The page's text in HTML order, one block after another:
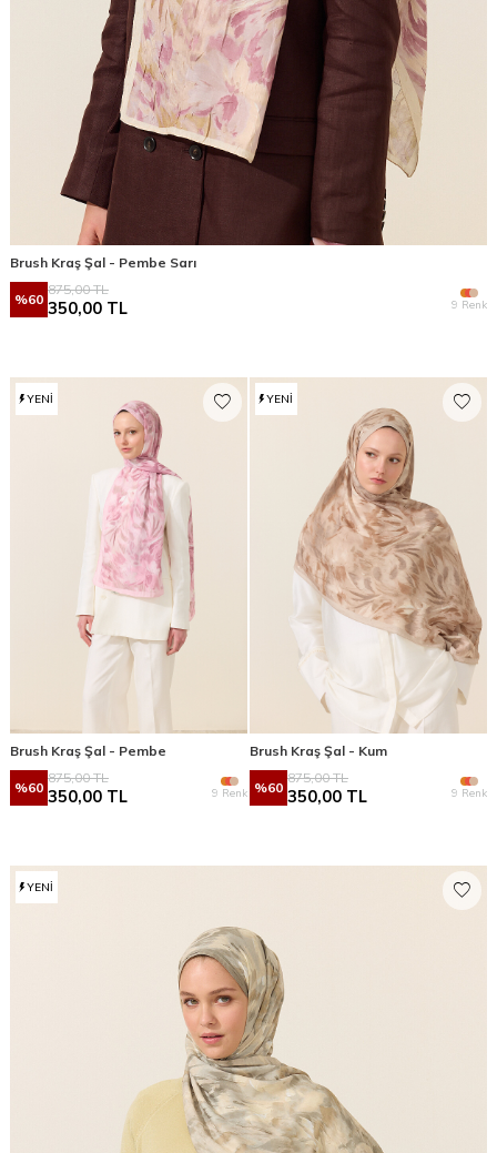
Brush Kraş Şal - Pembe Sarı
%60
875,00TL
350,00 TL 9 Renk
YENI
Brush Kraş Şal - Pembe
%60
875,00TL
350,00 TL 9 Renk
YENI
Brush Kraş Şal - Kum
%60
875,00TL
350,00 TL 9 Renk
YENI